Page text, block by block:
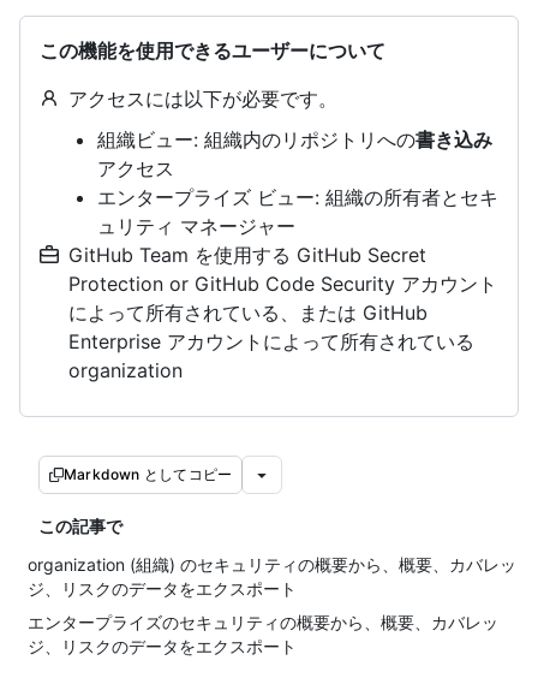
この機能を使用できるユーザーについて
アクセスには以下が必要です。
組織ビュー: 組織内のリポジトリへの書き込み
アクセス
エンタープライズ ビュー: 組織の所有者とセキ
ュリティ マネージャー
GitHub Team を使用する GitHub Secret
Protection or GitHub Code Security アカウント
によって所有されている、または GitHub
Enterprise アカウントによって所有されている
organization
Markdown としてコピー
この記事で
organization (組織) のセキュリティの概要から、概要、カバレッ
ジ、リスクのデータをエクスポート
エンタープライズのセキュリティの概要から、概要、カバレッ
ジ、リスクのデータをエクスポート